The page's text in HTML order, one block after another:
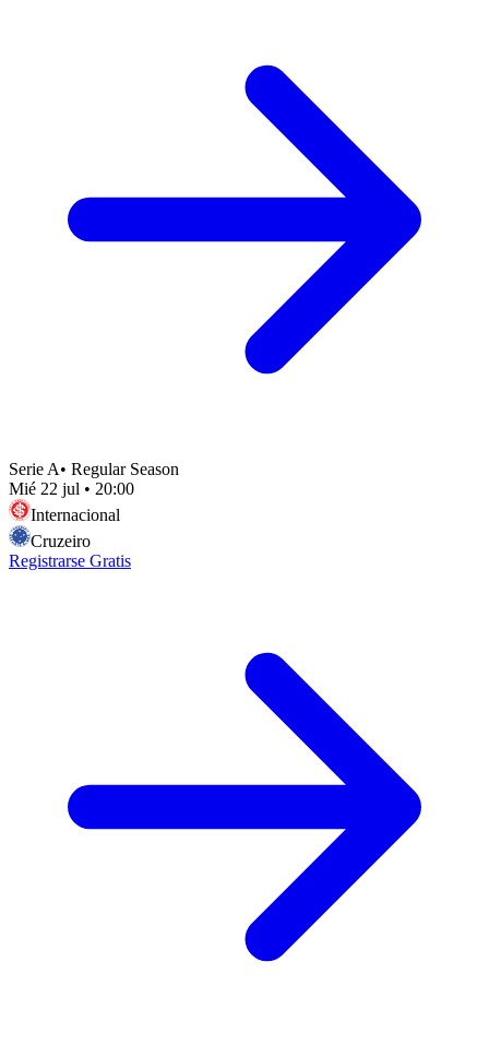
Serie A• Regular Season
Mié 22 jul • 20:00
Internacional
Cruzeiro
Registrarse Gratis